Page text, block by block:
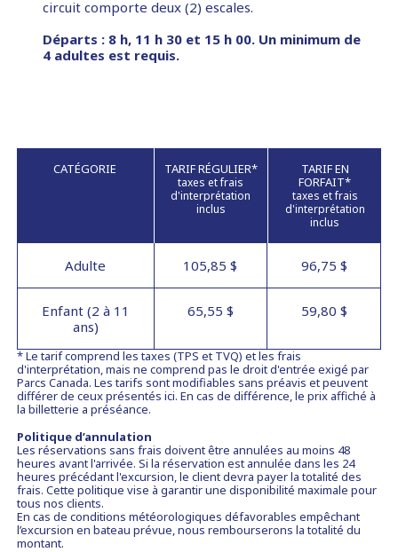
circuit comporte deux (2) escales.
Départs : 8 h, 11 h 30 et 15 h 00. Un minimum de
4 adultes est requis.
CATÉGORIE TARIF RÉGULIER*
taxes et frais
d'interprétation
inclus
TARIF EN
FORFAIT*
taxes et frais
d'interprétation
inclus
Adulte 105,85 $ 96,75 $
Enfant (2 à 11
ans)
65,55 $ 59,80 $
* Le tarif comprend les taxes (TPS et TVQ) et les frais
d'interprétation, mais ne comprend pas le droit d'entrée exigé par
Parcs Canada. Les tarifs sont modifiables sans préavis et peuvent
différer de ceux présentés ici. En cas de différence, le prix affiché à
la billetterie a préséance.
Politique d’annulation
Les réservations sans frais doivent être annulées au moins 48
heures avant l'arrivée. Si la réservation est annulée dans les 24
heures précédant l'excursion, le client devra payer la totalité des
frais. Cette politique vise à garantir une disponibilité maximale pour
tous nos clients.
En cas de conditions météorologiques défavorables empêchant
l’excursion en bateau prévue, nous rembourserons la totalité du
montant.